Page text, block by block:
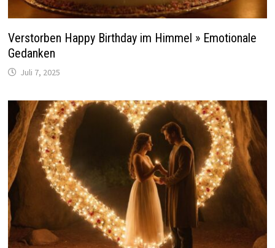
Verstorben Happy Birthday im Himmel » Emotionale
Gedanken
Juli 7, 2025